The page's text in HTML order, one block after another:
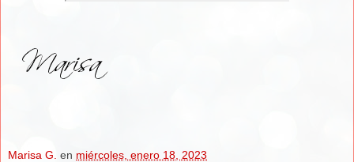
Marisa G. en miércoles, enero 18, 2023